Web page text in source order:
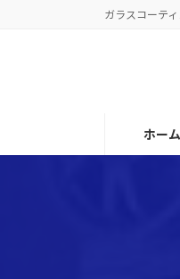
キ
に
ガラスコーテ
ホーム